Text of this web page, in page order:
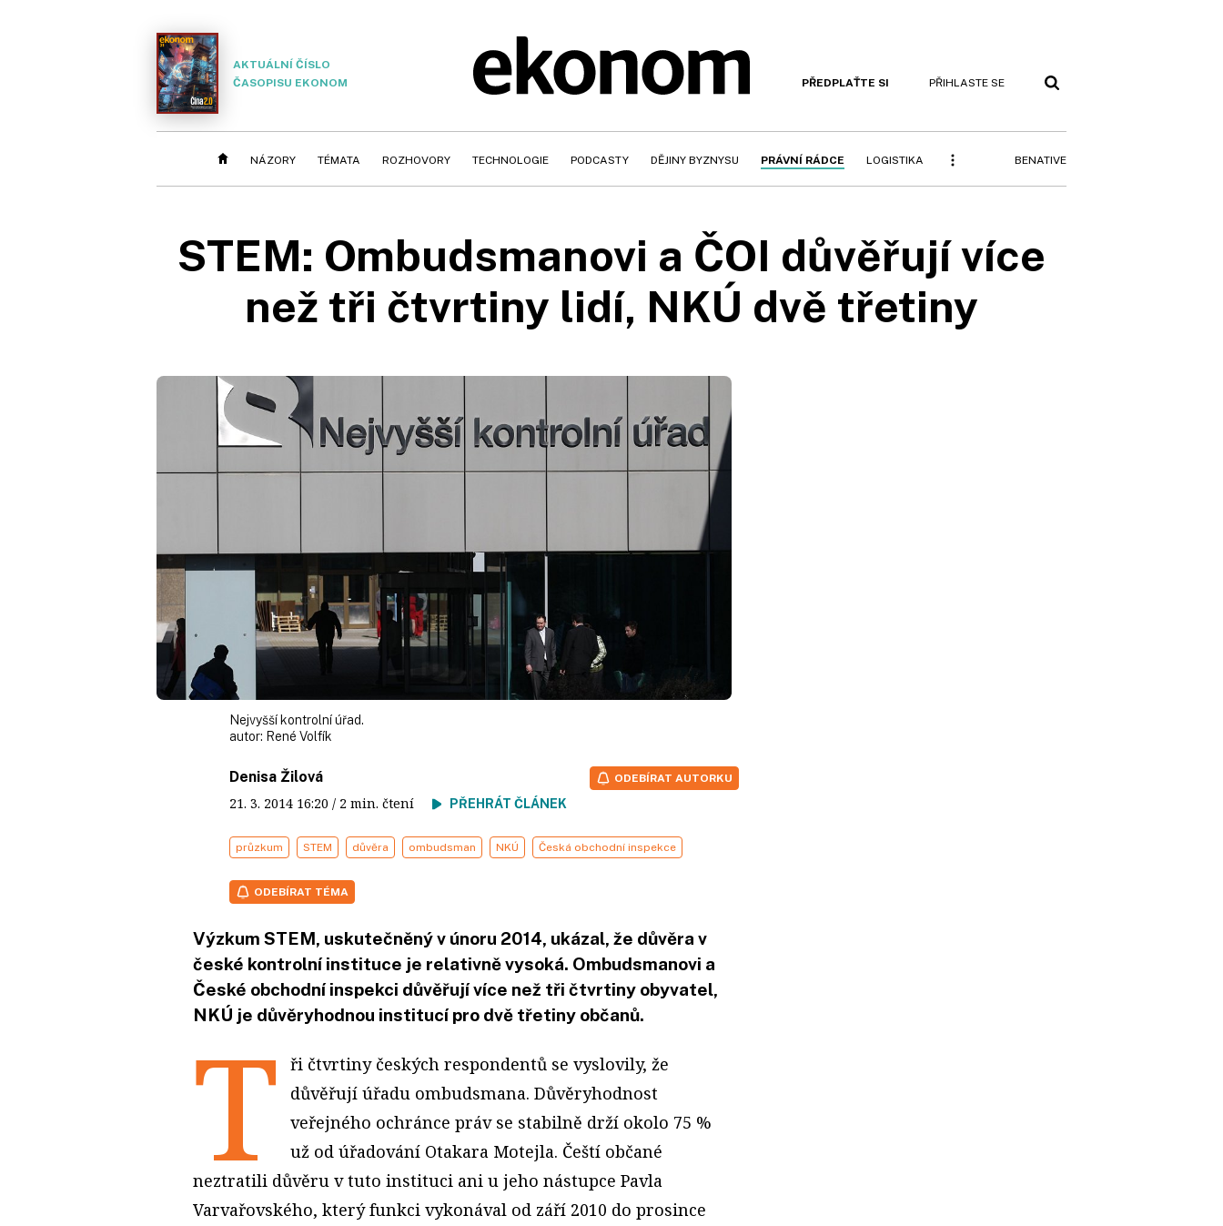
AKTUÁLNÍ ČÍSLO
ČASOPISU EKONOM
PŘEDPLAŤTE SI PŘIHLASTE SE
NÁZORY TÉMATA ROZHOVORY TECHNOLOGIE PODCASTY DĚJINY BYZNYSU PRÁVNÍ RÁDCE LOGISTIKA BENATIVE
STEM: Ombudsmanovi a ČOI důvěřují více
než tři čtvrtiny lidí, NKÚ dvě třetiny
Nejvyšší kontrolní úřad.
autor: René Volfík
Denisa Žilová
21. 3. 2014 16:20 / 2 min. čtení PŘEHRÁT ČLÁNEK
ODEBÍRAT AUTORKU
průzkum STEM důvěra ombudsman NKÚ Česká obchodní inspekce
ODEBÍRAT TÉMA
Výzkum STEM, uskutečněný v únoru 2014, ukázal, že důvěra v
české kontrolní instituce je relativně vysoká. Ombudsmanovi a
České obchodní inspekci důvěřují více než tři čtvrtiny obyvatel,
NKÚ je důvěryhodnou institucí pro dvě třetiny občanů.
T
ři čtvrtiny českých respondentů se vyslovily, že
důvěřují úřadu ombudsmana. Důvěryhodnost
veřejného ochránce práv se stabilně drží okolo 75 %
už od úřadování Otakara Motejla. Čeští občané
neztratili důvěru v tuto instituci ani u jeho nástupce Pavla
Varvařovského, který funkci vykonával od září 2010 do prosince